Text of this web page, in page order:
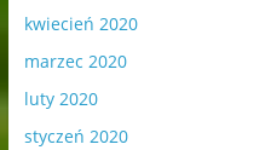
kwiecień 2020
marzec 2020
luty 2020
styczeń 2020